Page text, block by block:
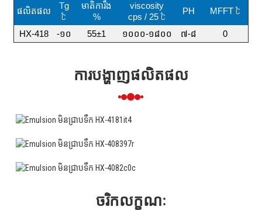
ផលិតផល
Tg
℃
មាតិការឹង
%
viscosity
cps / 25 ℃
PH MFFT ℃
HX-418 -១០ 55±1 ១០០០-១៨០០ ៧-៨ 0
ការបង្ហាញផលិតផល
ច​រិ​ក​លក្ខណៈ